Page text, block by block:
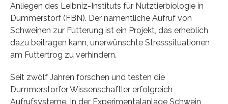
Anliegen des Leibniz-Instituts für Nutztierbiologie in
Dummerstorf (FBN). Der namentliche Aufruf von
Schweinen zur Fütterung ist ein Projekt, das erheblich
dazu beitragen kann, unerwünschte Stresssituationen
am Futtertrog zu verhindern.
Seit zwölf Jahren forschen und testen die
Dummerstorfer Wissenschaftler erfolgreich
Aufrufsysteme. In der Experimentalanlage Schwein